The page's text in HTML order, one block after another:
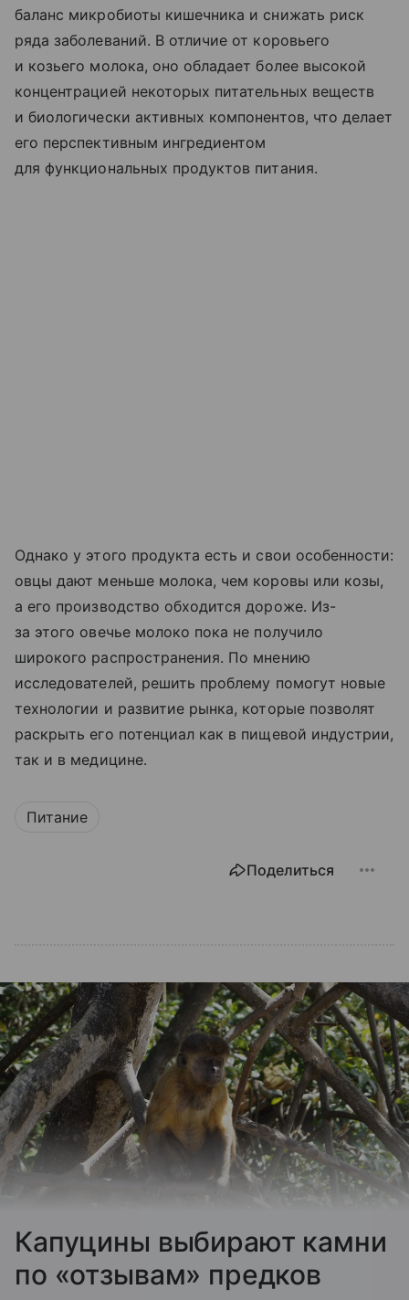
баланс микробиоты кишечника и снижать риск
ряда заболеваний. В отличие от коровьего
и козьего молока, оно обладает более высокой
концентрацией некоторых питательных веществ
и биологически активных компонентов, что делает
его перспективным ингредиентом
для функциональных продуктов питания.
Однако у этого продукта есть и свои особенности:
овцы дают меньше молока, чем коровы или козы,
а его производство обходится дороже. Из-
за этого овечье молоко пока не получило
широкого распространения. По мнению
исследователей, решить проблему помогут новые
технологии и развитие рынка, которые позволят
раскрыть его потенциал как в пищевой индустрии,
так и в медицине.
Питание
Поделиться
Капуцины выбирают камни
по «отзывам» предков